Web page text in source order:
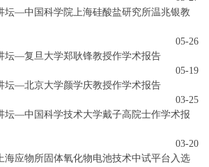
坛—中国科学院上海硅酸盐研究所温兆银教
05-26
坛—复旦大学郑耿锋教授作学术报告
05-19
坛—北京大学颜学庆教授作学术报告
03-25
坛—中国科学技术大学戴子高院士作学术报
03-20
海应物所固体氧化物电池技术中试平台入选